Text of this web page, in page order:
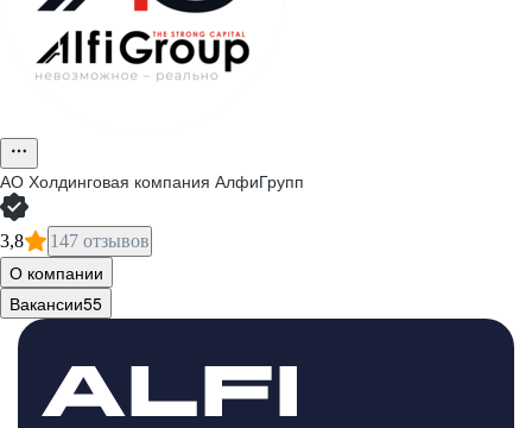
АО Холдинговая компания АлфиГрупп
3,8 147 отзывов
О компании
Вакансии55